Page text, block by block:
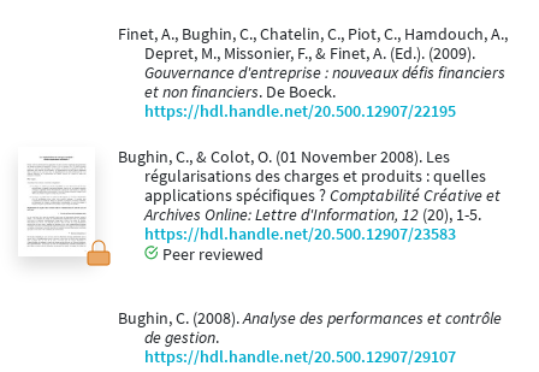
Finet, A., Bughin, C., Chatelin, C., Piot, C., Hamdouch, A.,
Depret, M., Missonier, F., & Finet, A. (Ed.). (2009).
Gouvernance d'entreprise : nouveaux défis financiers
et non financiers. De Boeck.
https://hdl.handle.net/20.500.12907/22195
Bughin, C., & Colot, O. (01 November 2008). Les
régularisations des charges et produits : quelles
applications spécifiques ?Comptabilité Créative et
Archives Online: Lettre d'Information, 12 (20), 1-5.
https://hdl.handle.net/20.500.12907/23583
Peer reviewed
Bughin, C. (2008).Analyse des performances et contrôle
de gestion.
https://hdl.handle.net/20.500.12907/29107